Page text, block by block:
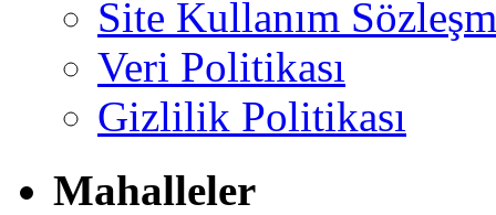
Site Kullanım
Veri Politikası
Gizlilik Politikası
Mahalleler